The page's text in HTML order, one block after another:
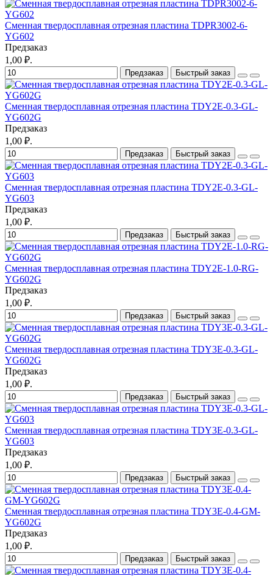
Сменная твердосплавная отрезная пластина TDPR3002-6-
YG602
Предзаказ
1,00 ₽.
Предзаказ Быстрый заказ
Сменная твердосплавная отрезная пластина TDY2E-0.3-GL-
YG602G
Предзаказ
1,00 ₽.
Предзаказ Быстрый заказ
Сменная твердосплавная отрезная пластина TDY2E-0.3-GL-
YG603
Предзаказ
1,00 ₽.
Предзаказ Быстрый заказ
Сменная твердосплавная отрезная пластина TDY2E-1.0-RG-
YG602G
Предзаказ
1,00 ₽.
Предзаказ Быстрый заказ
Сменная твердосплавная отрезная пластина TDY3E-0.3-GL-
YG602G
Предзаказ
1,00 ₽.
Предзаказ Быстрый заказ
Сменная твердосплавная отрезная пластина TDY3E-0.3-GL-
YG603
Предзаказ
1,00 ₽.
Предзаказ Быстрый заказ
Сменная твердосплавная отрезная пластина TDY3E-0.4-GM-
YG602G
Предзаказ
1,00 ₽.
Предзаказ Быстрый заказ